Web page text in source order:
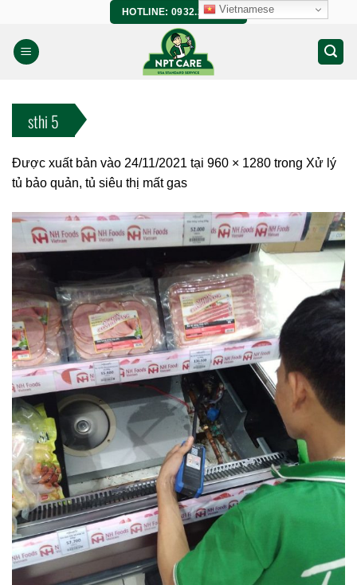
nội
dung
HOTLINE: 0932.266.458
sthi 5
Được xuất bản vào 24/11/2021 tại 960 × 1280 trong Xử lý
tủ bảo quản, tủ siêu thị mất gas
Vietnamese